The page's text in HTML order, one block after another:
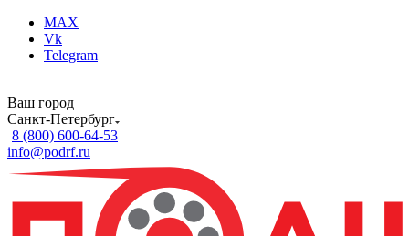
MAX
Vk
Telegram
Ваш город
Санкт-Петербург
8 (800) 600-64-53
info@podrf.ru